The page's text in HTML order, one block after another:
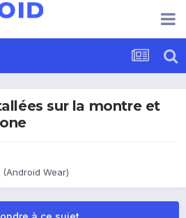
sur la montre et
(Android Wear)